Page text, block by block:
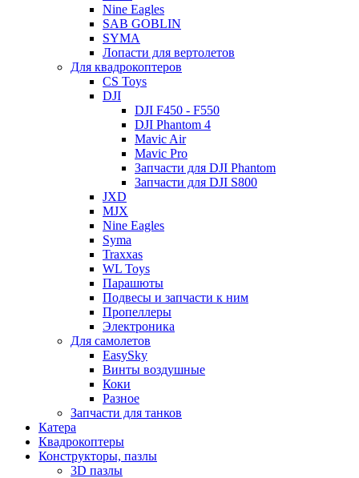
Nine Eagles
SAB GOBLIN
SYMA
Лопасти для вертолетов
Для квадрокоптеров
CS Toys
DJI
DJI F450 - F550
DJI Phantom 4
Mavic Air
Mavic Pro
Запчасти для DJI Phantom
Запчасти для DJI S800
JXD
MJX
Nine Eagles
Syma
Traxxas
WL Toys
Парашюты
Подвесы и запчасти к ним
Пропеллеры
Электроника
Для самолетов
EasySky
Винты воздушные
Коки
Разное
Запчасти для танков
Катера
Квадрокоптеры
Конструкторы, пазлы
3D пазлы